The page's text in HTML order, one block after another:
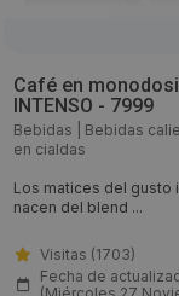
Café en
INTENSO - 7999
Bebidas Bebidas
en cialdas
Los matices del gusto
nacen del blend ...
Visitas (1703)
Fecha de